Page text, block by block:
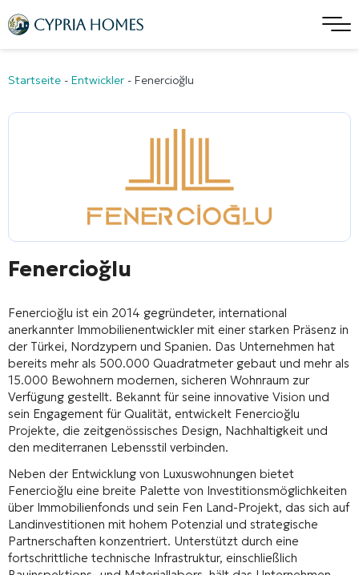
Startseite - Entwickler - Fenercioğlu
Fenercioğlu
Fenercioğlu ist ein 2014 gegründeter, international
anerkannter Immobilienentwickler mit einer starken Präsenz in
der Türkei, Nordzypern und Spanien. Das Unternehmen hat
bereits mehr als 500.000 Quadratmeter gebaut und mehr als
15.000 Bewohnern modernen, sicheren Wohnraum zur
Verfügung gestellt. Bekannt für seine innovative Vision und
sein Engagement für Qualität, entwickelt Fenercioğlu
Projekte, die zeitgenössisches Design, Nachhaltigkeit und
den mediterranen Lebensstil verbinden.
Neben der Entwicklung von Luxuswohnungen bietet
Fenercioğlu eine breite Palette von Investitionsmöglichkeiten
über Immobilienfonds und sein Fen Land-Projekt, das sich auf
Landinvestitionen mit hohem Potenzial und strategische
Partnerschaften konzentriert. Unterstützt durch eine
fortschrittliche technische Infrastruktur, einschließlich